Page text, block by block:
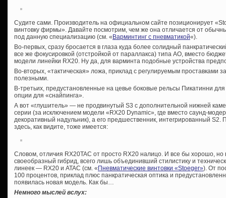
Судите сами. Производитель на официальном сайте позиционирует
винтовку фирмы». Давайте посмотрим, чем же она отличается от
под данную специализацию (см. «Варминтинг с пневматикой«).
Во-первых, сразу бросается в глаза куда более солидный
все же фокусировкой (отстройкой от параллакса) типа АО, вместо
модели линейки RX20. Ну да, для варминта подобные устройства
Во-вторых, «тактическая» ложа, приклад с регулируемым
полезными.
В-третьих, предустановленные на цевье боковые рельсы Пикатинни
опции для «снайпинга».
А вот «глушитель» — не продвинутый S3 с дополнительной нижней
серии (за исключением модели «RX20 Dynamic», где вместо саунд-
декоративный надульник), а его предшественник, интегрированный S2.
здесь, как видите, тоже имеется:
Словом, отличия RX20TAC от просто RX20 налицо. И все бы хорошо,
своеобразный гибрид, всего лишь объединивший стилистику и
линеек — RX20 и ATAC (см. «Пневматические винтовки «Stoeger»). От
100 процентов, приклад плюс панкратическая оптика и
появилась новая модель. Как бы…
Немного мыслей вслух: